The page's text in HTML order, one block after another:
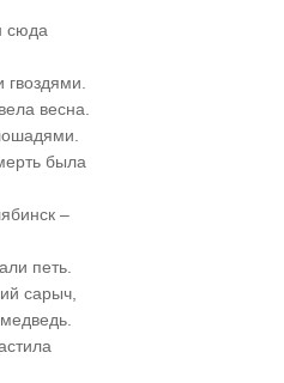
сюда
весна.
была
–
петь.
сарыч,